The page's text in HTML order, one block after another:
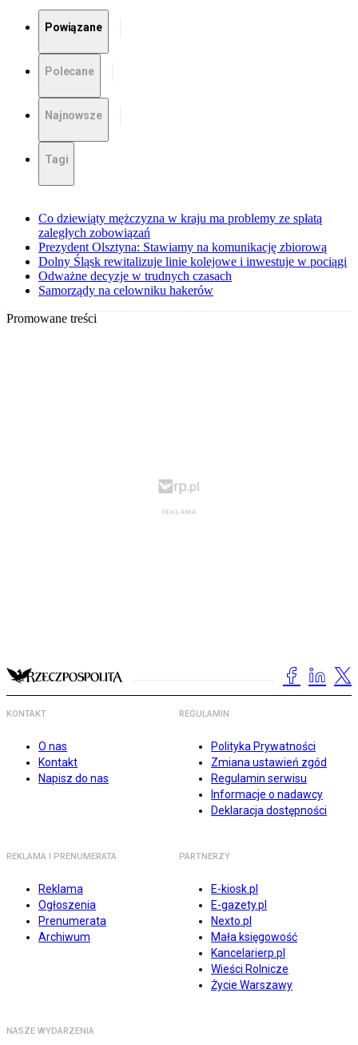
Powiązane
Polecane
Najnowsze
Tagi
Co dziewiąty mężczyzna w kraju ma problemy ze spłatą
zaległych zobowiązań
Prezydent Olsztyna: Stawiamy na komunikację zbiorową
Dolny Śląsk rewitalizuje linie kolejowe i inwestuje w pociągi
Odważne decyzje w trudnych czasach
Samorządy na celowniku hakerów
Promowane treści
KONTAKT
O nas
Kontakt
Napisz do nas
REGULAMIN
Polityka Prywatności
Zmiana ustawień zgód
Regulamin serwisu
Informacje o nadawcy
Deklaracja dostępności
REKLAMA I PRENUMERATA
Reklama
Ogłoszenia
Prenumerata
Archiwum
PARTNERZY
E-kiosk.pl
E-gazety.pl
Nexto.pl
Mała księgowość
Kancelarierp.pl
Wieści Rolnicze
Życie Warszawy
NASZE WYDARZENIA